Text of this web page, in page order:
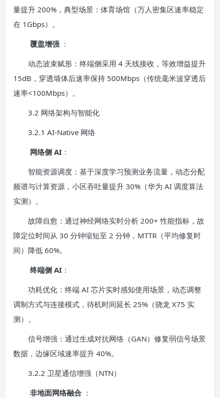
量提升 200%，典型场景：体育场馆（万人密集区速率稳定
在 1Gbps）。
覆盖增强 ：
动态波束赋形：终端侧采用 4 天线接收，等效增益提升
15dB，穿透墙体后速率保持 500Mbps（传统毫米波穿透后
速率<100Mbps）。
3.2 网络架构与智能化
3.2.1 AI-Native 网络
网络侧 AI ：
智能资源调度：基于深度学习预测业务流量，动态分配
频谱与计算资源，小区吞吐量提升 30%（华为 AI 调度算法
实测）。
故障自愈：通过神经网络实时分析 200+ 性能指标，故
障定位时间从 30 分钟缩短至 2 分钟，MTTR（平均修复时
间）降低 60%。
终端侧 AI ：
功耗优化：终端 AI 芯片实时感知使用场景，动态调整
调制方式与连接模式，待机时间延长 25%（骁龙 X75 实
测）。
信号增强：通过生成对抗网络（GAN）修复弱信号场景
数据，边缘区域速率提升 40%。
3.2.2 卫星通信增强（NTN）
非地面网络融合 ：